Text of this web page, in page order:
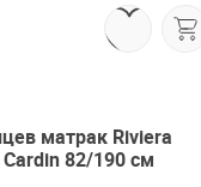
матрак Riviera
82/190 см